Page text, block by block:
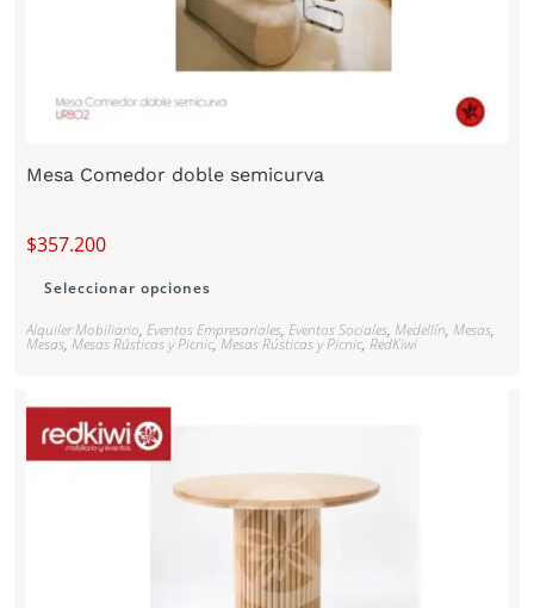
Mesa Comedor doble semicurva
$357.200
Seleccionar opciones
Alquiler Mobiliario,Eventos Empresariales,Eventos Sociales,Medellín,Mesas,
Mesas,Mesas Rústicas y Picnic,Mesas Rústicas y Picnic,RedKiwi